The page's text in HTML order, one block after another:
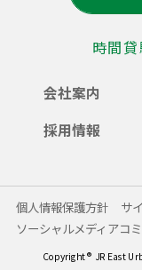
ェ
ア
ル
東
日
本
開
発
時間
会社案内
採用情報
個人情報保護方針
サ
ソーシャルメディアコ
Copyright ® JR East